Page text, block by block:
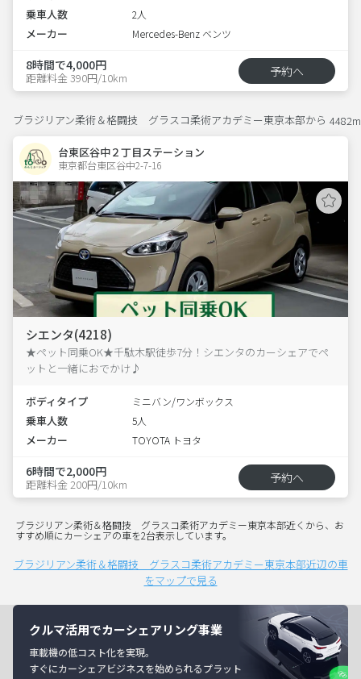
乗車人数 2人
メーカー Mercedes-Benz ベンツ
8時間で4,000円
距離料金 390円/10km 予約へ
ブラジリアン柔術＆格闘技 グラスコ柔術アカデミー東京本部から 4482m
台東区谷中２丁目ステーション
東京都台東区谷中2-7-16
シエンタ(4218)
★ペット同乗OK★千駄木駅徒歩7分！シエンタのカーシェアでペ
ットと一緒におでかけ♪
ボディタイプ ミニバン/ワンボックス
乗車人数 5人
メーカー TOYOTA トヨタ
6時間で2,000円
距離料金 200円/10km 予約へ
ブラジリアン柔術＆格闘技 グラスコ柔術アカデミー東京本部近くから、お
すすめ順にカーシェアの車を2台表示しています。
ブラジリアン柔術＆格闘技 グラスコ柔術アカデミー東京本部近辺の車
をマップで見る
クルマ活用でカーシェアリング事業
車載機の低コスト化を実現。
すぐにカーシェアビジネスを始められるプラット